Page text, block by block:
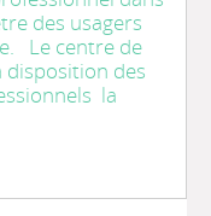
des usagers
Le centre de
disposition des
la